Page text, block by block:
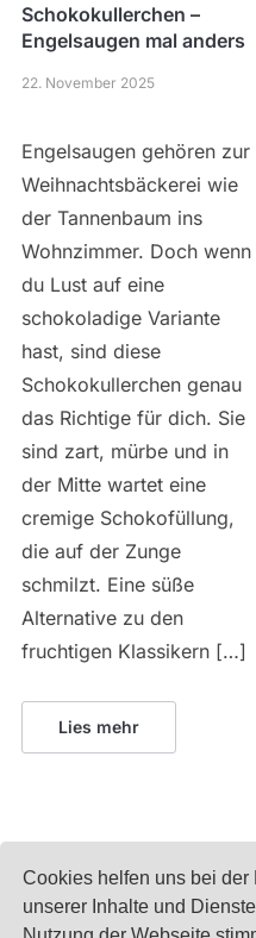
Cookies helfen uns bei der
unserer Inhalte und
Schokokullerchen –
Engelsaugen mal anders
22. November 2025
Engelsaugen gehören zur
Weihnachtsbäckerei wie
der Tannenbaum ins
Wohnzimmer. Doch wenn
du Lust auf eine
schokoladige Variante
hast, sind diese
Schokokullerchen genau
das Richtige für dich. Sie
sind zart, mürbe und in
der Mitte wartet eine
cremige Schokofüllung,
die auf der Zunge
schmilzt. Eine süße
Alternative zu den
fruchtigen Klassikern […]
Lies mehr